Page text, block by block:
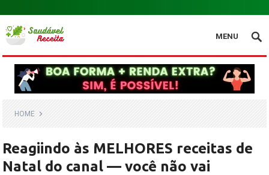
.
MENU
HOME
Reagiindo às MELHORES receitas de
Natal do canal — você não vai